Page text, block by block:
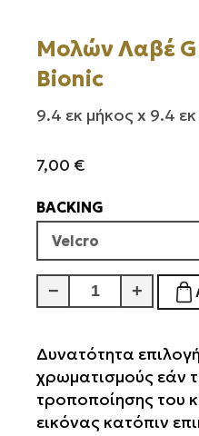
Μολών Λαβέ
Bionic
9.4 εκ μήκος x 9.4
7,00 €
BACKING
−
Μολών
Λαβέ
Beret
Bionic
ποσότητα
+
Δυνατότητα
χρωματισμούς εάν
τροποποίησης του
εικόνας κατόπιν